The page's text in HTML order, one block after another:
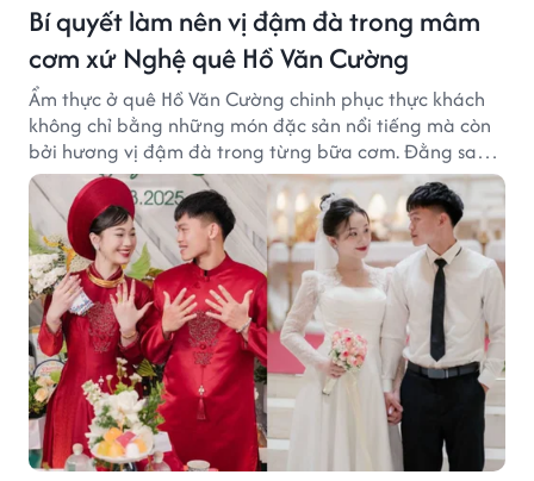
Bí quyết làm nên vị đậm đà trong mâm
cơm xứ Nghệ quê Hồ Văn Cường
Ẩm thực ở quê Hồ Văn Cường chinh phục thực khách
không chỉ bằng những món đặc sản nổi tiếng mà còn
bởi hương vị đậm đà trong từng bữa cơm. Đằng sau
nét giản dị ấy là những bí quyết được người dân gìn
giữ qua nhiều thế hệ.